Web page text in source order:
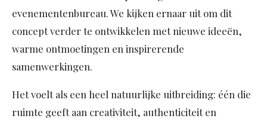
evenementenbureau. We kijken ernaar uit om dit
concept verder te ontwikkelen met nieuwe ideeën,
warme ontmoetingen en inspirerende
samenwerkingen.
Het voelt als een heel natuurlijke uitbreiding: één die
ruimte geeft aan creativiteit, authenticiteit en